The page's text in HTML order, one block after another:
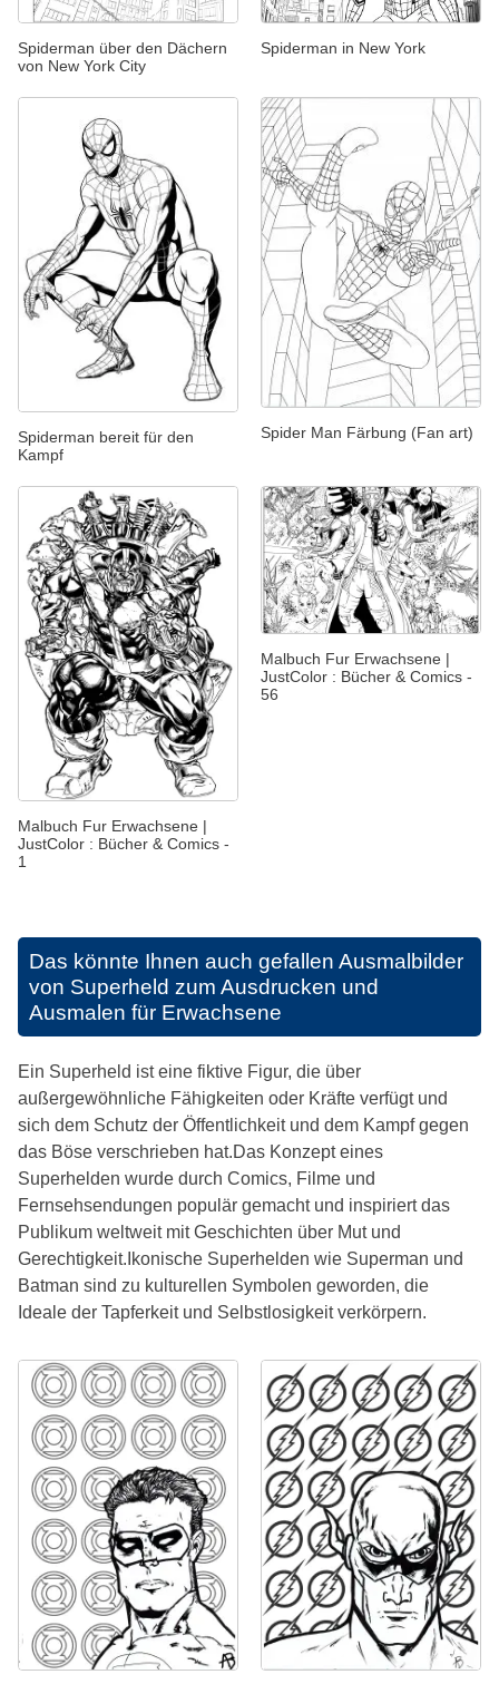
Spiderman über den Dächern
von New York City
Spiderman in New York
Spiderman bereit für den
Kampf
Spider Man Färbung (Fan art)
Malbuch Fur Erwachsene |
JustColor : Bücher & Comics -
1
Malbuch Fur Erwachsene |
JustColor : Bücher & Comics -
56
Das könnte Ihnen auch gefallen Ausmalbilder
von Superheld zum Ausdrucken und
Ausmalen für Erwachsene
Ein Superheld ist eine fiktive Figur, die über
außergewöhnliche Fähigkeiten oder Kräfte verfügt und
sich dem Schutz der Öffentlichkeit und dem Kampf gegen
das Böse verschrieben hat.Das Konzept eines
Superhelden wurde durch Comics, Filme und
Fernsehsendungen populär gemacht und inspiriert das
Publikum weltweit mit Geschichten über Mut und
Gerechtigkeit.Ikonische Superhelden wie Superman und
Batman sind zu kulturellen Symbolen geworden, die
Ideale der Tapferkeit und Selbstlosigkeit verkörpern.